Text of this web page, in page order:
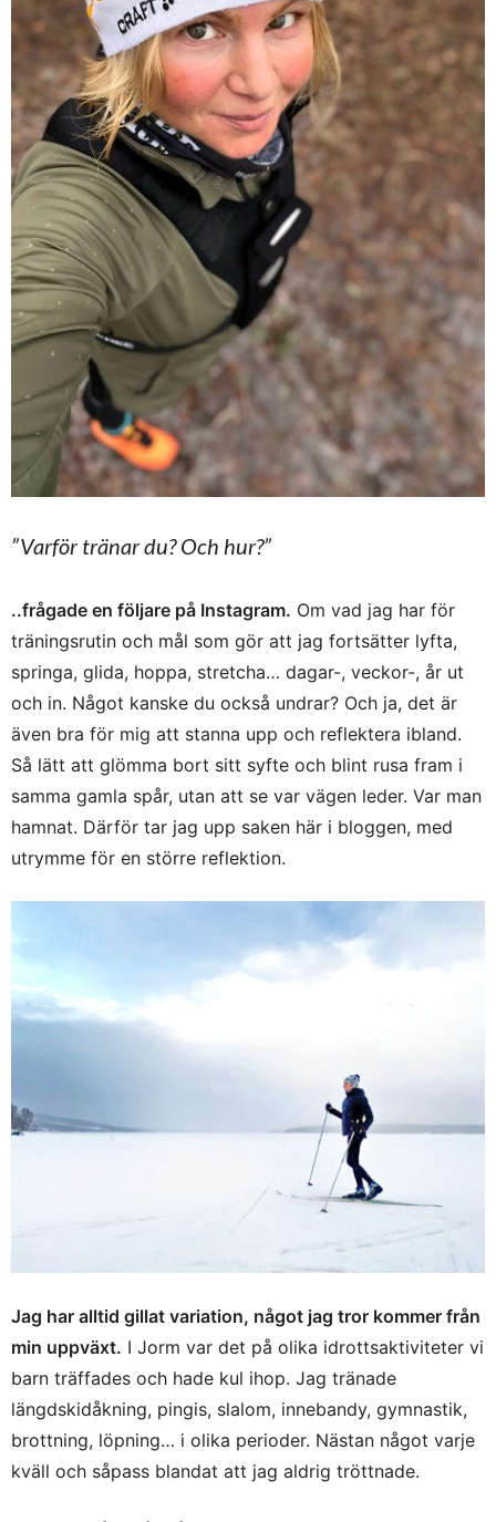
”Varför tränar du? Och hur?”
..frågade en följare på Instagram. Om vad jag har för
träningsrutin och mål som gör att jag fortsätter lyfta,
springa, glida, hoppa, stretcha… dagar-, veckor-, år ut
och in. Något kanske du också undrar? Och ja, det är
även bra för mig att stanna upp och reflektera ibland.
Så lätt att glömma bort sitt syfte och blint rusa fram i
samma gamla spår, utan att se var vägen leder. Var man
hamnat. Därför tar jag upp saken här i bloggen, med
utrymme för en större reflektion.
Jag har alltid gillat variation, något jag tror kommer från
min uppväxt. I Jorm var det på olika idrottsaktiviteter vi
barn träffades och hade kul ihop. Jag tränade
längdskidåkning, pingis, slalom, innebandy, gymnastik,
brottning, löpning… i olika perioder. Nästan något varje
kväll och såpass blandat att jag aldrig tröttnade.